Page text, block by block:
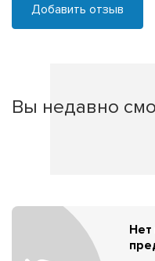
Добавить отзыв
Вы недавно